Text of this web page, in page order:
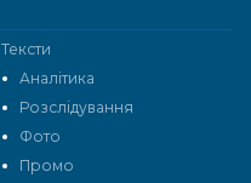
Тексти
Аналітика
Розслідування
Фото
Промо